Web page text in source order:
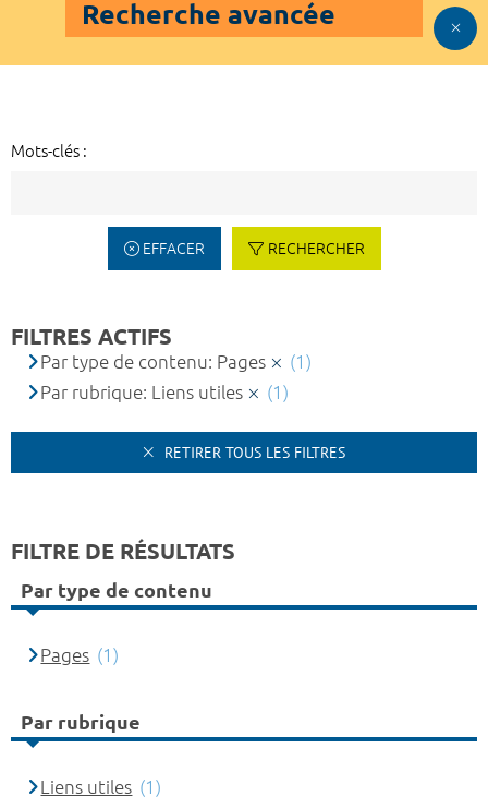
Recherche avancée
Mots-clés :
EFFACER RECHERCHER
FILTRES ACTIFS
Par type de contenu: Pages
(1)
Par rubrique: Liens utiles
(1)
RETIRER TOUS LES FILTRES
FILTRE DE RÉSULTATS
Par type de contenu
Pages (1)
Par rubrique
Liens utiles (1)